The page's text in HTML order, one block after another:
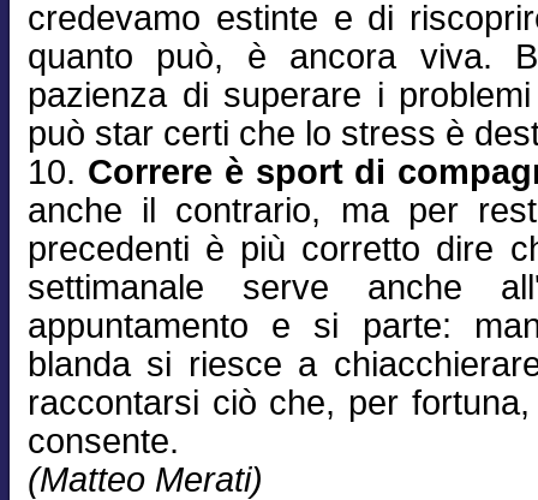
credevamo estinte e di
quanto può, è ancora viva.
pazienza di superare i
può star certi che lo stress è
10. Correre è sport di
anche il contrario, ma per
precedenti è più corretto dire
settimanale serve anche
appuntamento e si parte:
blanda si riesce a
raccontarsi ciò che, per
consente.
(Matteo Merati)